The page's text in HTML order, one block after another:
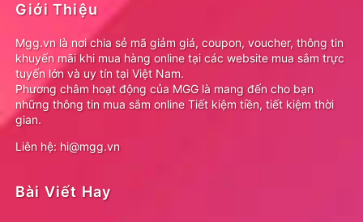
Giới Thiệu
Mgg.vn là nơi chia sẻ mã giảm giá, coupon, voucher, thông tin
khuyến mãi khi mua hàng online tại các website mua sắm trực
tuyến lớn và uy tín tại Việt Nam.
Phương châm hoạt động của MGG là mang đến cho bạn
những thông tin mua sắm online Tiết kiệm tiền, tiết kiệm thời
gian.
Liên hệ: hi@mgg.vn
Bài Viết Hay